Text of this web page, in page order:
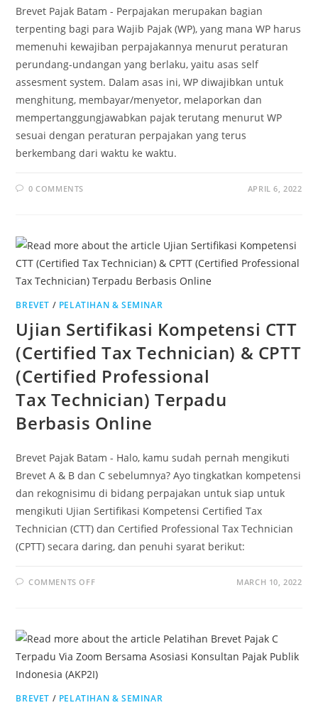
Brevet Pajak Batam - Perpajakan merupakan bagian
terpenting bagi para Wajib Pajak (WP), yang mana WP harus
memenuhi kewajiban perpajakannya menurut peraturan
perundang-undangan yang berlaku, yaitu asas self
assesment system. Dalam asas ini, WP diwajibkan untuk
menghitung, membayar/menyetor, melaporkan dan
mempertanggungjawabkan pajak terutang menurut WP
sesuai dengan peraturan perpajakan yang terus
berkembang dari waktu ke waktu.
0 COMMENTS APRIL 6, 2022
BREVET / PELATIHAN & SEMINAR
Ujian Sertifikasi Kompetensi CTT
(Certified Tax Technician) & CPTT
(Certified Professional
Tax Technician) Terpadu
Berbasis Online
Brevet Pajak Batam - Halo, kamu sudah pernah mengikuti
Brevet A & B dan C sebelumnya? Ayo tingkatkan kompetensi
dan rekognisimu di bidang perpajakan untuk siap untuk
mengikuti Ujian Sertifikasi Kompetensi Certified Tax
Technician (CTT) dan Certified Professional Tax Technician
(CPTT) secara daring, dan penuhi syarat berikut:
COMMENTS OFF MARCH 10, 2022
BREVET / PELATIHAN & SEMINAR